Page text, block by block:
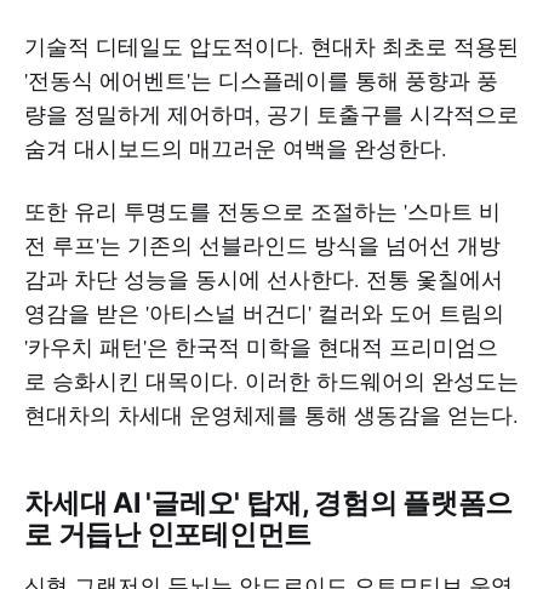
기술적 디테일도 압도적이다. 현대차 최초로 적용된
'전동식 에어벤트'는 디스플레이를 통해 풍향과 풍
량을 정밀하게 제어하며, 공기 토출구를 시각적으로
숨겨 대시보드의 매끄러운 여백을 완성한다.
또한 유리 투명도를 전동으로 조절하는 '스마트 비
전 루프'는 기존의 선블라인드 방식을 넘어선 개방
감과 차단 성능을 동시에 선사한다. 전통 옻칠에서
영감을 받은 '아티스널 버건디' 컬러와 도어 트림의
'카우치 패턴'은 한국적 미학을 현대적 프리미엄으
로 승화시킨 대목이다. 이러한 하드웨어의 완성도는
현대차의 차세대 운영체제를 통해 생동감을 얻는다.
차세대 AI '글레오' 탑재, 경험의 플랫폼으
로 거듭난 인포테인먼트